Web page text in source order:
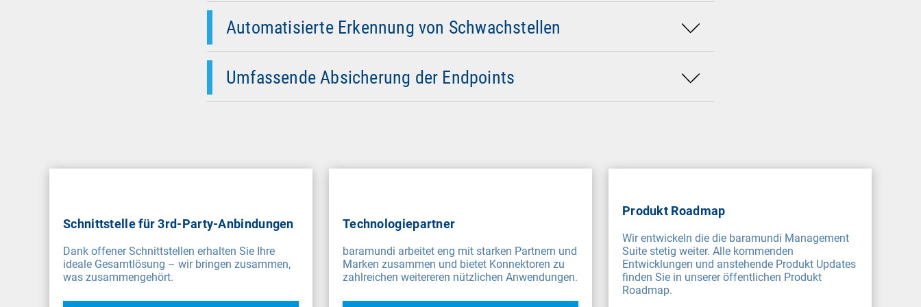
Automatisierte Erkennung von Schwachstellen
aufzudecken und Compliance-Nachweise zu erbringen.
Umfassende Absicherung der Endpoints
Als weiteres Add-On sorgt Schnittstellen Absicherung powered byDrivelockdafür, dass Port-
Zugriffe nur von autorisierten Speichermedien erfolgen können.
Schnittstelle für 3rd-Party-Anbindungen
Dank offener Schnittstellen erhalten Sie Ihre
ideale Gesamtlösung – wir bringen zusammen,
was zusammengehört.
Technologiepartner
baramundi arbeitet eng mit starken Partnern und
Marken zusammen und bietet Konnektoren zu
zahlreichen weitereren nützlichen Anwendungen.
Produkt Roadmap
Wir entwickeln die die baramundi Management
Suite stetig weiter. Alle kommenden
Entwicklungen und anstehende Produkt Updates
finden Sie in unserer öffentlichen Produkt
Roadmap.